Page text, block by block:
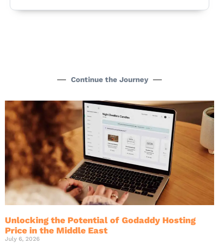
Continue the Journey
Unlocking the Potential of Godaddy Hosting
Price in the Middle East
July 6, 2026